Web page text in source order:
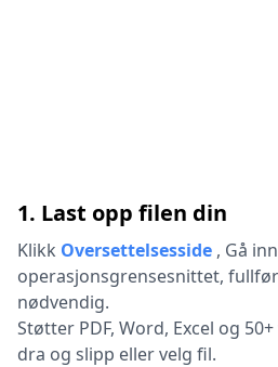
1. Last opp filen din
Klikk Oversettelsesside , Gå
operasjonsgrensesnittet,
nødvendig.
Støtter PDF, Word, Excel og
dra og slipp eller velg fil.